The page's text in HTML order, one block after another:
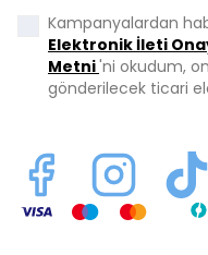
Kampanyalardan
Elektronik İleti
Metni'ni okudum,
gönderilecek ticari